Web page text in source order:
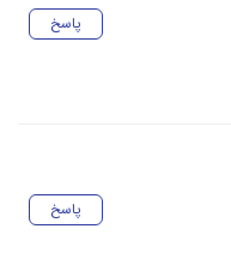
پاسخ
پاسخ